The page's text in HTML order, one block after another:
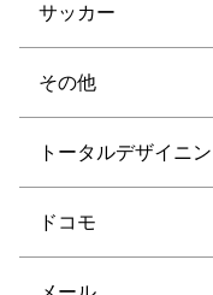
サッカー
その他
トータルデザイニ
ドコモ